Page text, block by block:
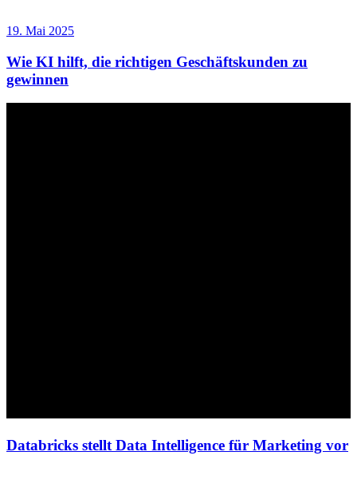
19. Mai 2025
Wie KI hilft, die richtigen Geschäftskunden zu
gewinnen
Databricks stellt Data Intelligence für Marketing vor